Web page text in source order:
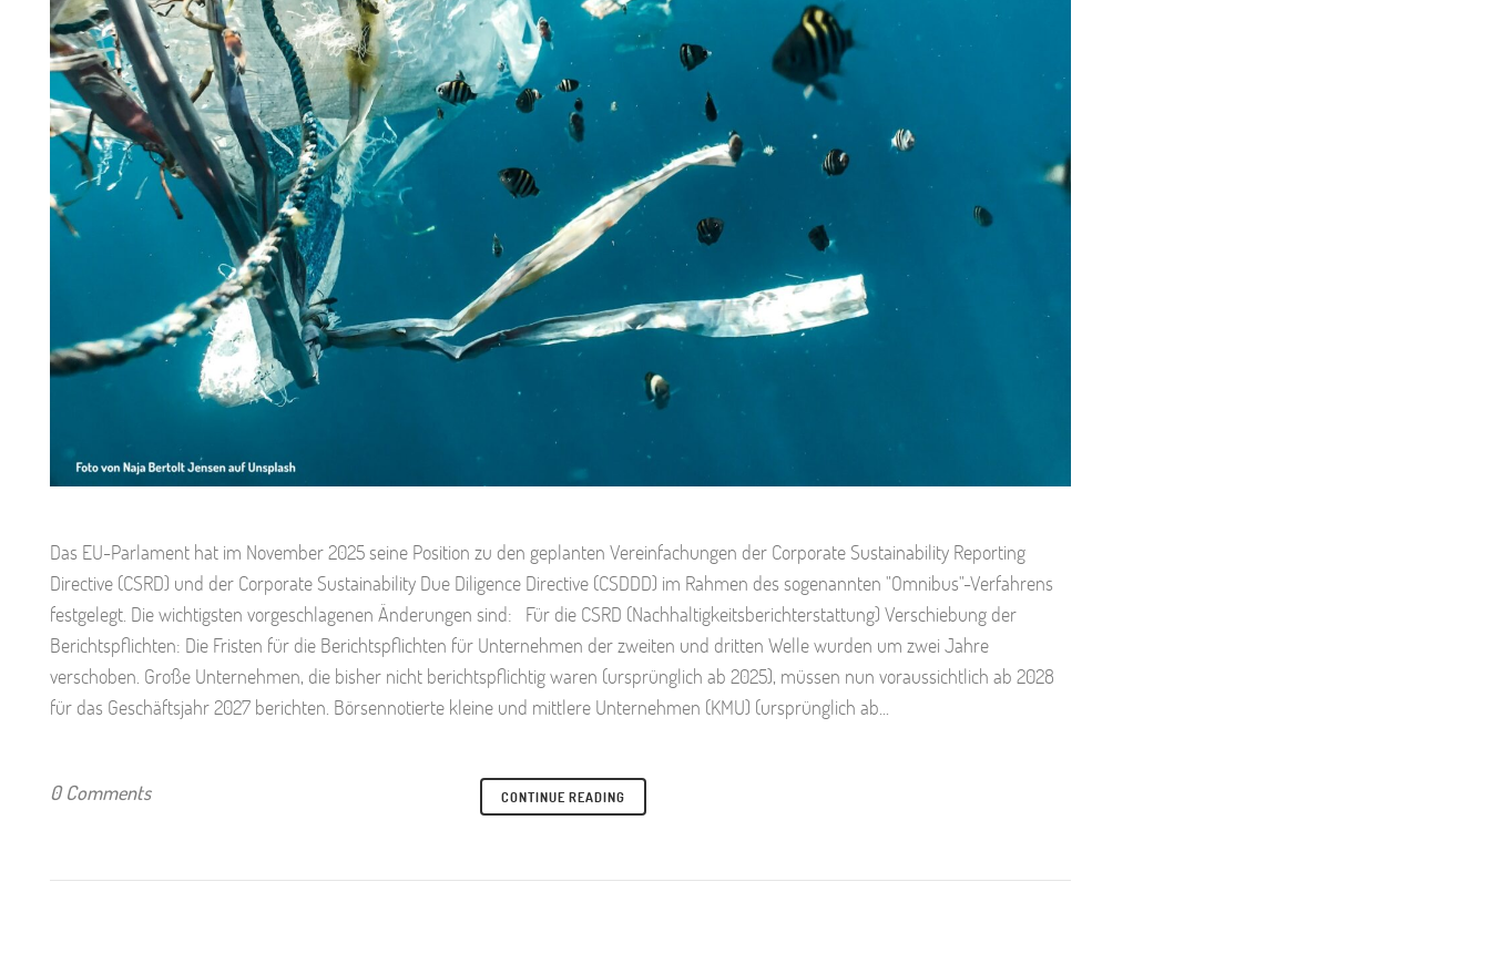
Das EU-Parlament hat im November 2025 seine Position zu den geplanten Vereinfachungen der Corporate Sustainability Reporting
Directive (CSRD) und der Corporate Sustainability Due Diligence Directive (CSDDD) im Rahmen des sogenannten "Omnibus"-Verfahrens
festgelegt. Die wichtigsten vorgeschlagenen Änderungen sind: Für die CSRD (Nachhaltigkeitsberichterstattung) Verschiebung der
Berichtspflichten: Die Fristen für die Berichtspflichten für Unternehmen der zweiten und dritten Welle wurden um zwei Jahre
verschoben. Große Unternehmen, die bisher nicht berichtspflichtig waren (ursprünglich ab 2025), müssen nun voraussichtlich ab 2028
für das Geschäftsjahr 2027 berichten. Börsennotierte kleine und mittlere Unternehmen (KMU) (ursprünglich ab...
0 Comments CONTINUE READING